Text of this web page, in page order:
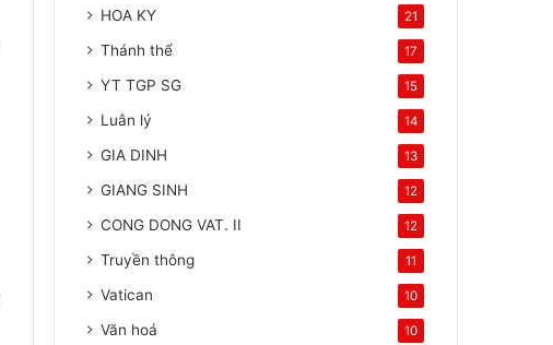
HOA KY 21
Thánh thể 17
YT TGP SG 15
Luân lý 14
GIA DINH 13
GIANG SINH 12
CONG DONG VAT. II 12
Truyền thông 11
Vatican 10
Văn hoá 10